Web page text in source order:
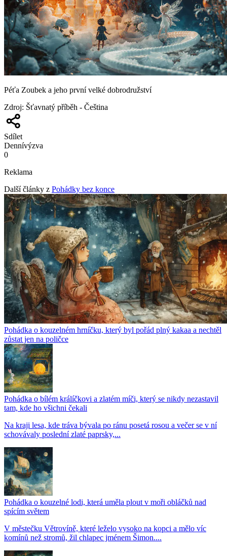
Péťa Zoubek a jeho první velké dobrodružství
Zdroj: Šťavnatý příběh - Čeština
Sdílet
Dennívýzva
0
Reklama
Další články z Pohádky bez konce
Pohádka o kouzelném hrníčku, který byl pořád plný kakaa a nechtěl
zůstat jen na poličce
Pohádka o bílém králíčkovi a zlatém míči, který se nikdy nezastavil
tam, kde ho všichni čekali
Na kraji lesa, kde tráva bývala po ránu posetá rosou a večer se v ní
schovávaly poslední zlaté paprsky,...
Pohádka o kouzelné lodi, která uměla plout v moři obláčků nad
spícím světem
V městečku Větrovíně, které leželo vysoko na kopci a mělo víc
komínů než stromů, žil chlapec jménem Šimon....